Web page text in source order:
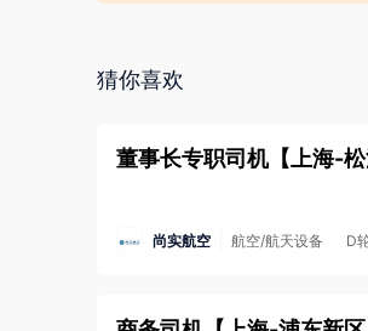
· 强迫您入股或者向您集资
· 发布虚假招聘广告信息；
2. 如您应聘的岗位属于涉外
猜你喜欢
董事长专职司机 【 上海-
尚实航空 航空/航天设备 D